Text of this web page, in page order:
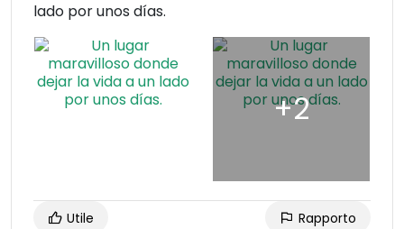
lado por unos días.
Utile Rapporto